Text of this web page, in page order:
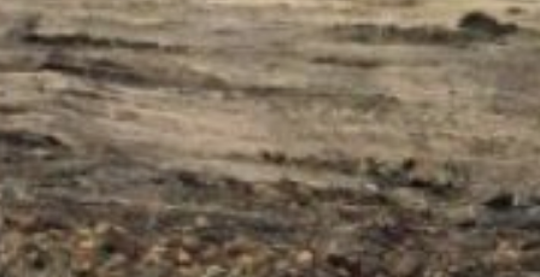
для тротуаров.
Позже специалисты будут
фрезеровать верхний
слой дорожного полотна
и создадут слой
из асфальтобетонного
покрытия. Также вдоль
трассы обновят
остановочные павильоны,
отремонтируют тротуары,
установят дорожные
знаки и нанесут разметку.